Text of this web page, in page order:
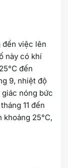
đến việc lên
này có khí
đến
9, nhiệt độ
giác nóng bức
11 đến
25°C,